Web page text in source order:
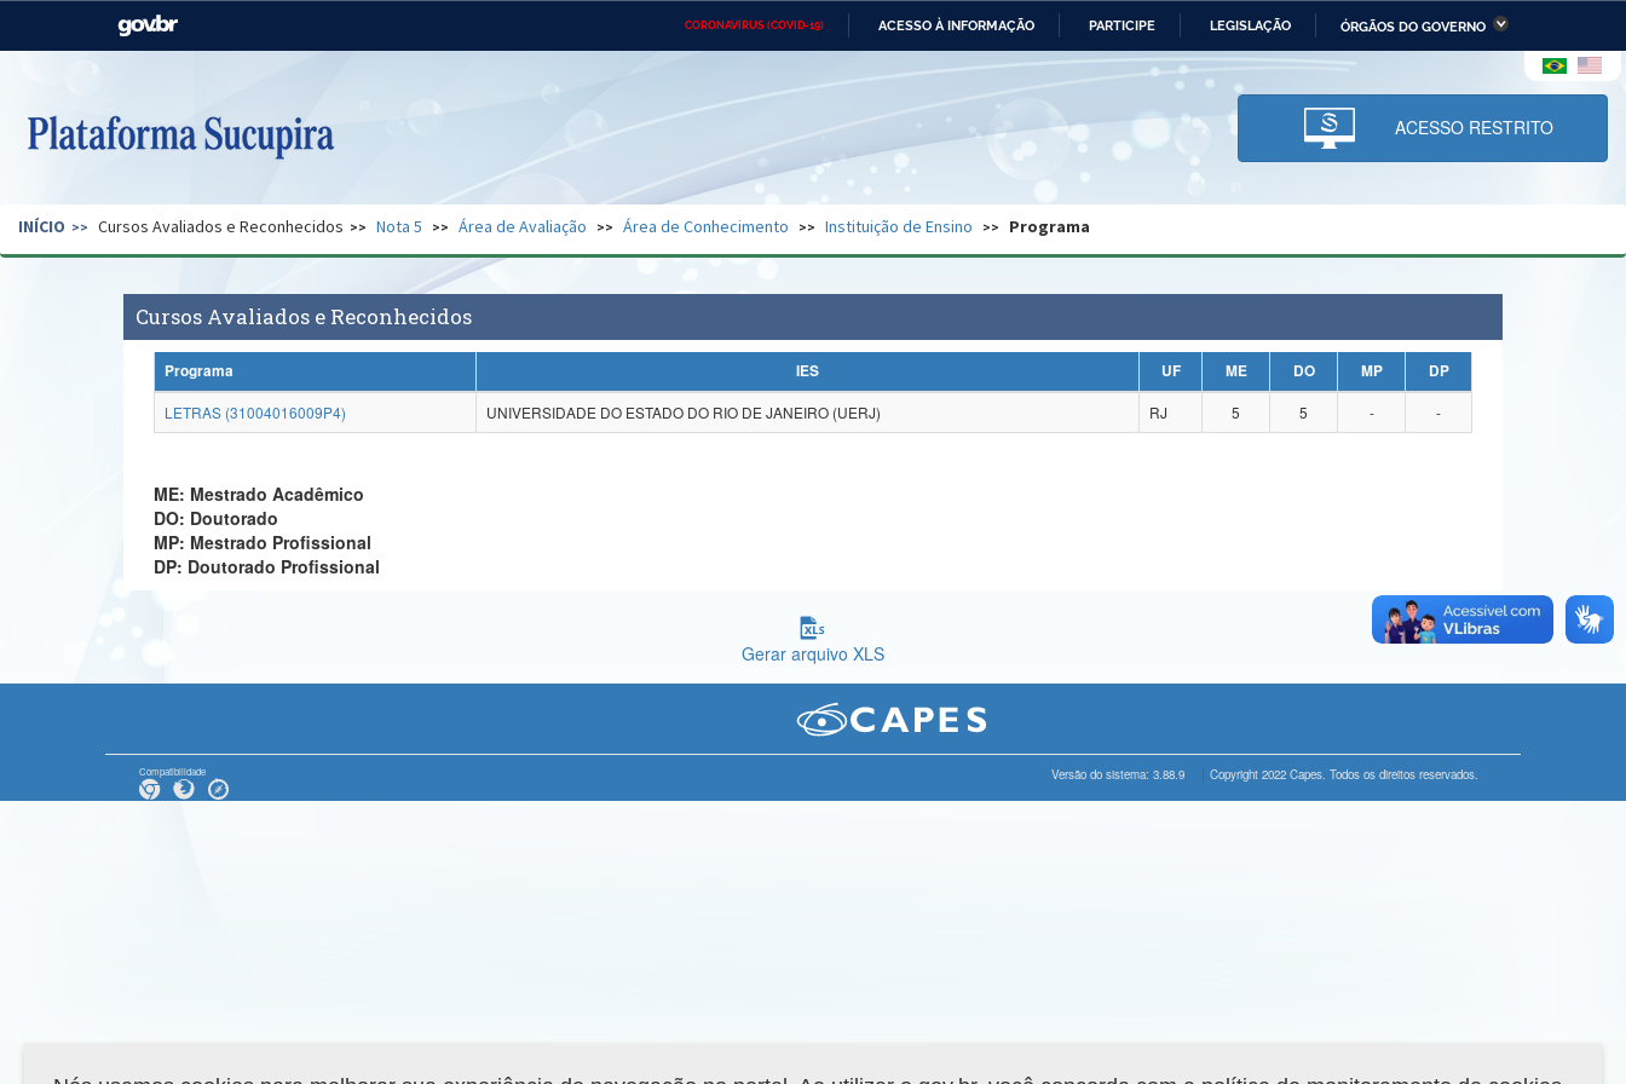
CORONAVÍRUS (COVID-19) ACESSO À INFORMAÇÃO PARTICIPE LEGISLAÇÃO ÓRGÃOS DO GOVERNO
Casa Civil Ministério das Relações Ministério da Economia Ministério da Infraestrutura
Pecuária e Abastecimento
Ministério da Ciência,
Tecnologia, Inovações e
Comunicações
Ministério do Desenvolvimento
Regional e dos Direitos Humanos
Secretaria de Governo Gabinete de Segurança Advocacia-Geral da União Banco Central do Brasil Planalto
ACESSO RESTRITO
INÍCIO Cursos Avaliados e Reconhecidos Nota 5 Área de Avaliação Área de Conhecimento Instituição de Ensino Programa
Cursos Avaliados e Reconhecidos
Programa IES UF ME DO MP
DP
LETRAS (31004016009P4)
UNIVERSIDADE DO ESTADO DO RIO DE JANEIRO (UERJ) RJ 5 5 - -
ME: Mestrado Acadêmico
DO: Doutorado
MP: Mestrado Profissional
DP: Doutorado Profissional
Gerar arquivo XLS
Compatibilidade Versão do sistema: 3.88.9 Copyright 2022 Capes. Todos os direitos reservados.